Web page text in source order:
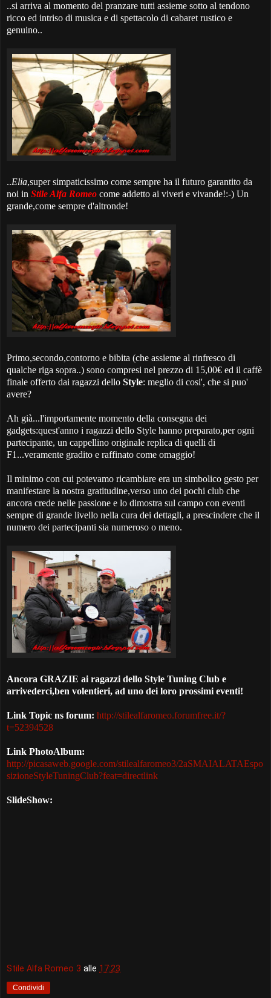
..si arriva al momento del pranzare tutti assieme sotto al tendono
ricco ed intriso di musica e di spettacolo di cabaret rustico e
genuino..
..Elia,super simpaticissimo come sempre ha il futuro garantito da
noi in Stile Alfa Romeo come addetto ai viveri e vivande!:-) Un
grande,come sempre d'altronde!
Primo,secondo,contorno e bibita (che assieme al rinfresco di
qualche riga sopra..) sono compresi nel prezzo di 15,00€ ed il caffè
finale offerto dai ragazzi dello Style: meglio di cosi', che si puo'
avere?
Ah già...l'importamente momento della consegna dei
gadgets:quest'anno i ragazzi dello Style hanno preparato,per ogni
partecipante, un cappellino originale replica di quelli di
F1...veramente gradito e raffinato come omaggio!
Il minimo con cui potevamo ricambiare era un simbolico gesto per
manifestare la nostra gratitudine,verso uno dei pochi club che
ancora crede nelle passione e lo dimostra sul campo con eventi
sempre di grande livello nella cura dei dettagli, a prescindere che il
numero dei partecipanti sia numeroso o meno.
Ancora GRAZIE ai ragazzi dello Style Tuning Club e
arrivederci,ben volentieri, ad uno dei loro prossimi eventi!
Link Topic ns forum: http://stilealfaromeo.forumfree.it/?
t=52394528
Link PhotoAlbum:
http://picasaweb.google.com/stilealfaromeo3/2aSMAIALATAEspo
sizioneStyleTuningClub?feat=directlink
SlideShow:
Stile Alfa Romeo 3 alle 17:23
Condividi